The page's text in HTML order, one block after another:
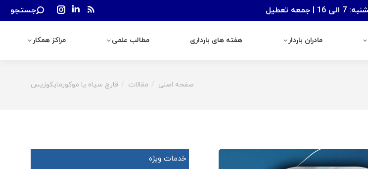
Rss
window
Linkedin
opens
window
Instagram
opens
window
Search:
جستجو
مادران باردار هفته های بارداری مطالب علمی مراکز همکار
You are here:
صفحه اصلی مقالات قارچ سیاه یا موکورمایکوزیس
خدمات ویژه
مادران باردار مراکز همکار